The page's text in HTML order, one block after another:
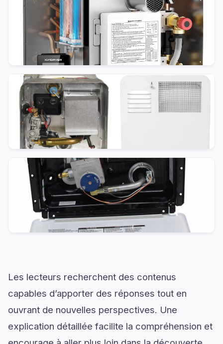
Les lecteurs recherchent des contenus
capables d’apporter des réponses tout en
ouvrant de nouvelles perspectives. Une
explication détaillée facilite la compréhension et